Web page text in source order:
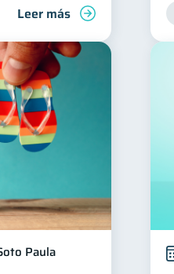
Leer más
Paula